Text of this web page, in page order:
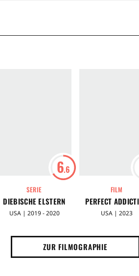
6.6
SERIE
DIEBISCHE ELSTERN
USA | 2019 - 2020
FILM
PERFECT
USA | 2023
ZUR FILMOGRAPHIE